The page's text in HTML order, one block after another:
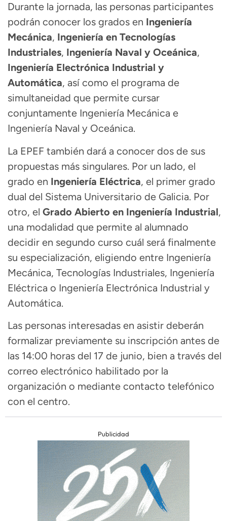
Durante la jornada, las personas participantes
podrán conocer los grados en Ingeniería
Mecánica, Ingeniería en Tecnologías
Industriales, Ingeniería Naval y Oceánica,
Ingeniería Electrónica Industrial y
Automática, así como el programa de
simultaneidad que permite cursar
conjuntamente Ingeniería Mecánica e
Ingeniería Naval y Oceánica.
La EPEF también dará a conocer dos de sus
propuestas más singulares. Por un lado, el
grado en Ingeniería Eléctrica, el primer grado
dual del Sistema Universitario de Galicia. Por
otro, el Grado Abierto en Ingeniería Industrial,
una modalidad que permite al alumnado
decidir en segundo curso cuál será finalmente
su especialización, eligiendo entre Ingeniería
Mecánica, Tecnologías Industriales, Ingeniería
Eléctrica o Ingeniería Electrónica Industrial y
Automática.
Las personas interesadas en asistir deberán
formalizar previamente su inscripción antes de
las 14:00 horas del 17 de junio, bien a través del
correo electrónico habilitado por la
organización o mediante contacto telefónico
con el centro.
Publicidad